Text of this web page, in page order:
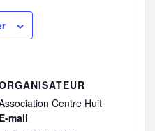
Centre Huit
E-mail